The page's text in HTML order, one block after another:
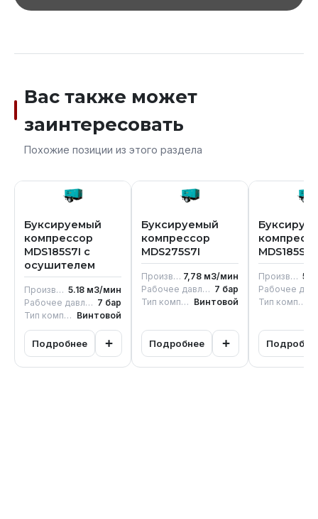
Вас также может
заинтересовать
Похожие позиции из этого раздела
Буксируемый
компрессор
MDS185S7I с
осушителем
Производительность 5.18 м3/мин
Рабочее давление 7 бар
Тип компрессора Винтовой
Подробнее +
Буксируемый
компрессор
MDS275S7I
Производительность 7,78 м3/мин
Рабочее давление 7 бар
Тип компрессора Винтовой
Подробнее +
MDS185S7I
Производительность 5.18
Тип компрессора